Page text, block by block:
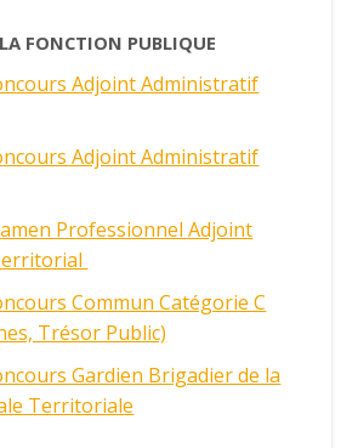
FONCTION PUBLIQUE
Adjoint Administratif
Adjoint Administratif
Professionnel Adjoint
Commun Catégorie C
Trésor Public)
Gardien Brigadier de la
Territoriale